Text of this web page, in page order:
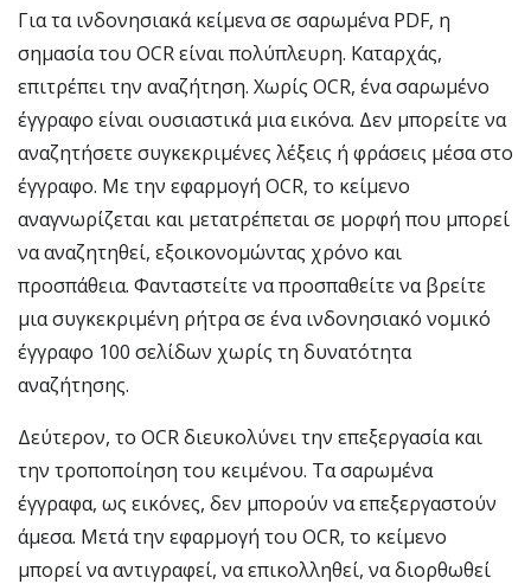
Για τα ινδονησιακά κείμενα σε σαρωμένα PDF, η
σημασία του OCR είναι πολύπλευρη. Καταρχάς,
επιτρέπει την αναζήτηση. Χωρίς OCR, ένα σαρωμένο
έγγραφο είναι ουσιαστικά μια εικόνα. Δεν μπορείτε να
αναζητήσετε συγκεκριμένες λέξεις ή φράσεις μέσα στο
έγγραφο. Με την εφαρμογή OCR, το κείμενο
αναγνωρίζεται και μετατρέπεται σε μορφή που μπορεί
να αναζητηθεί, εξοικονομώντας χρόνο και
προσπάθεια. Φανταστείτε να προσπαθείτε να βρείτε
μια συγκεκριμένη ρήτρα σε ένα ινδονησιακό νομικό
έγγραφο 100 σελίδων χωρίς τη δυνατότητα
αναζήτησης.
Δεύτερον, το OCR διευκολύνει την επεξεργασία και
την τροποποίηση του κειμένου. Τα σαρωμένα
έγγραφα, ως εικόνες, δεν μπορούν να επεξεργαστούν
άμεσα. Μετά την εφαρμογή του OCR, το κείμενο
μπορεί να αντιγραφεί, να επικολληθεί, να διορθωθεί